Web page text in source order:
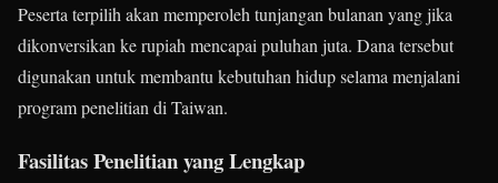
Peserta terpilih akan memperoleh tunjangan bulanan yang jika
dikonversikan ke rupiah mencapai puluhan juta. Dana tersebut
digunakan untuk membantu kebutuhan hidup selama menjalani
program penelitian di Taiwan.
Fasilitas Penelitian yang Lengkap